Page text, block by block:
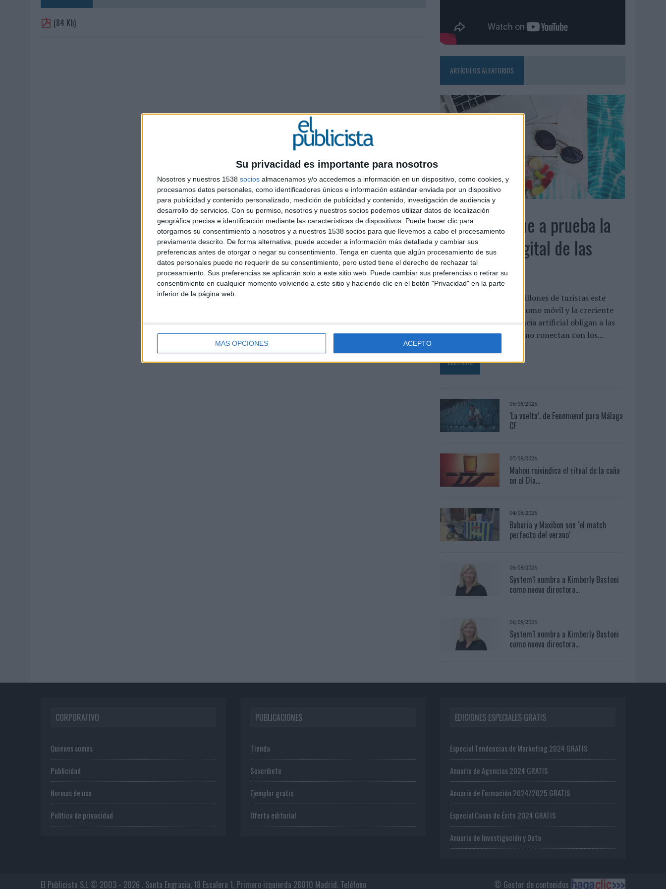
Su privacidad es importante para nosotros
Nosotros y nuestros 1538 socios almacenamos y/o accedemos a información en un dispositivo, como cookies, y
procesamos datos personales, como identificadores únicos e información estándar enviada por un dispositivo
para publicidad y contenido personalizado, medición de publicidad y contenido, investigación de audiencia y
desarrollo de servicios. Con su permiso, nosotros y nuestros socios podemos utilizar datos de localización
geográfica precisa e identificación mediante las características de dispositivos. Puede hacer clic para
otorgarnos su consentimiento a nosotros y a nuestros 1538 socios para que llevemos a cabo el procesamiento
previamente descrito. De forma alternativa, puede acceder a información más detallada y cambiar sus
preferencias antes de otorgar o negar su consentimiento. Tenga en cuenta que algún procesamiento de sus
datos personales puede no requerir de su consentimiento, pero usted tiene el derecho de rechazar tal
procesamiento. Sus preferencias se aplicarán solo a este sitio web. Puede cambiar sus preferencias o retirar su
consentimiento en cualquier momento volviendo a este sitio y haciendo clic en el botón "Privacidad" en la parte
inferior de la página web.
MÁS OPCIONES ACEPTO
MONEDA”
07/08/2026
(84 Kb)
ARTÍCULOS ALEATORIOS
El verano pone a prueba la
estrategia digital de las
marcas
Las previsiones de 42 millones de turistas este
verano, el auge del consumo móvil y la creciente
adopción de la inteligencia artificial obligan a las
marcas a replantear cómo conectan con los...
LEER MÁS
06/08/2026
‘La vuelta’, de Fenomenal para Málaga
CF
07/08/2026
Mahou reivindica el ritual de la caña
en el Día...
04/08/2026
Babaria y Maxibon son ‘el match
perfecto del verano’
06/08/2026
System1 nombra a Kimberly Bastoni
como nueva directora...
06/08/2026
System1 nombra a Kimberly Bastoni
como nueva directora...
CORPORATIVO
Quienes somos
Publicidad
Normas de uso
Política de privacidad
PUBLICACIONES
Tienda
Suscríbete
Ejemplar gratis
Oferta editorial
EDICIONES ESPECIALES GRATIS
Especial Tendencias de Marketing 2024 GRATIS
Anuario de Agencias 2024 GRATIS
Anuario de Formación 2024/2025 GRATIS
Especial Casos de Éxito 2024 GRATIS
Anuario de Investigación y Data
© Gestor de contenidos
El Publicista S.L © 2003 - 2026 . Santa Engracia, 18 Escalera 1, Primero izquierda 28010 Madrid. Teléfono